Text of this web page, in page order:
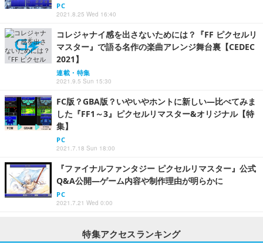
PC
2021.8.25 Wed 16:40
コレジャナイ感を出さないためには？『FF ピクセルリ
マスター』で語る名作の楽曲アレンジ舞台裏【CEDEC
2021】
連載・特集
2021.9.5 Sun 15:30
FC版？GBA版？いやいやホントに新しい―比べてみま
した『FF1～3』ピクセルリマスター&オリジナル【特
集】
PC
2021.7.18 Sun 18:00
『ファイナルファンタジー ピクセルリマスター』公式
Q&A公開―ゲーム内容や制作理由が明らかに
PC
2021.7.21 Wed 0:00
特集アクセスランキング